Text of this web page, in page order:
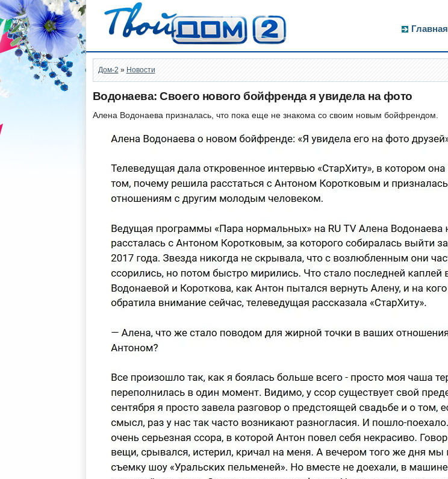
Главная
Дом-2 » Новости
Водонаева: Своего нового бойфренда я увидела на фото
Алена Водонаева призналась, что пока еще не знакома со своим новым бойфрендом.